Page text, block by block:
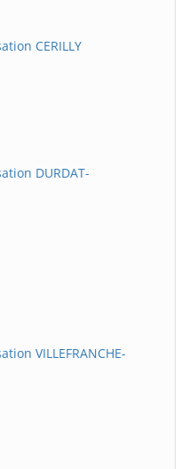
CERILLY
DURDAT-
VILLEFRANCHE-